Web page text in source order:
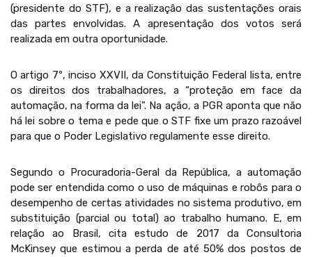
(presidente do STF), e a realização das sustentações orais
das partes envolvidas. A apresentação dos votos será
realizada em outra oportunidade.
O artigo 7º, inciso XXVII, da Constituição Federal lista, entre
os direitos dos trabalhadores, a “proteção em face da
automação, na forma da lei”. Na ação, a PGR aponta que não
há lei sobre o tema e pede que o STF fixe um prazo razoável
para que o Poder Legislativo regulamente esse direito.
Segundo o Procuradoria-Geral da República, a automação
pode ser entendida como o uso de máquinas e robôs para o
desempenho de certas atividades no sistema produtivo, em
substituição (parcial ou total) ao trabalho humano. E, em
relação ao Brasil, cita estudo de 2017 da Consultoria
McKinsey que estimou a perda de até 50% dos postos de